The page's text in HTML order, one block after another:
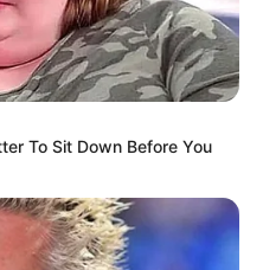
To Sit Down Before You